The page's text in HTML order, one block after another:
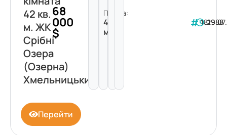
42 кв.
м. ЖК
Срібні
Озера
(Озерна)
Хмельницький
68
000
$
Площа:
42
м²
181988
Перейти